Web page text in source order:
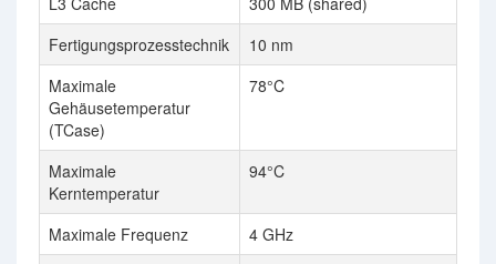
Fertigungsprozesstechnik
10 nm
Maximale
Gehäusetemperatur
(TCase)
78°C
Maximale
Kerntemperatur
94°C
Maximale Frequenz 4 GHz